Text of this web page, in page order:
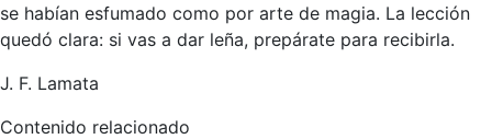
se habían esfumado como por arte de magia. La lección
quedó clara: si vas a dar leña, prepárate para recibirla.
J. F. Lamata
Contenido relacionado